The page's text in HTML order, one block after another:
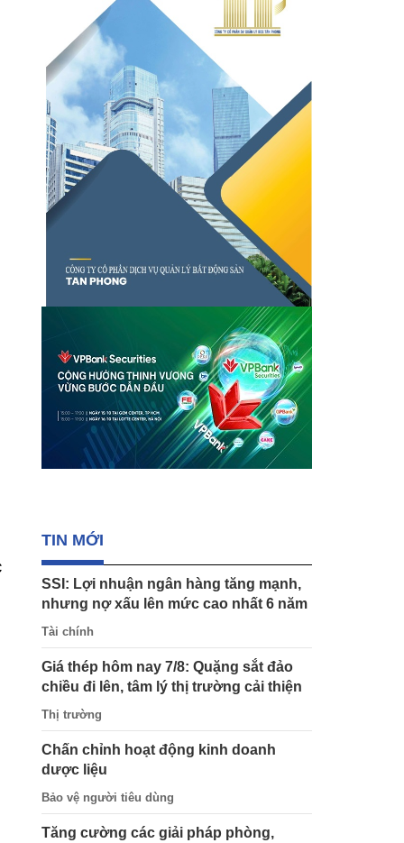
TIN MỚI
SSI: Lợi nhuận ngân hàng tăng mạnh,
nhưng nợ xấu lên mức cao nhất 6 năm
Tài chính
Giá thép hôm nay 7/8: Quặng sắt đảo
chiều đi lên, tâm lý thị trường cải thiện
Thị trường
Chấn chỉnh hoạt động kinh doanh
dược liệu
Bảo vệ người tiêu dùng
Tăng cường các giải pháp phòng,